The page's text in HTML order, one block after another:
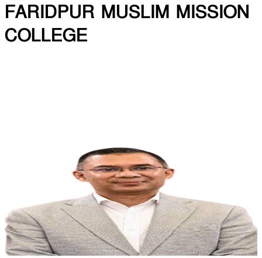
FARIDPUR MUSLIM MISSION
COLLEGE